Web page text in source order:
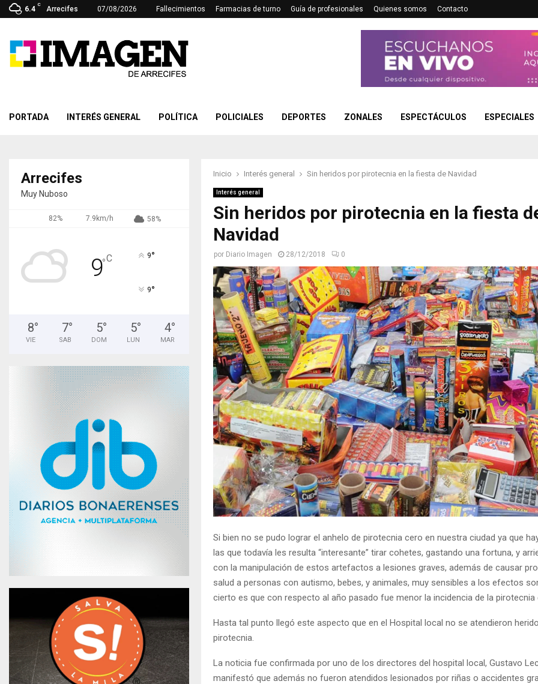
6.4
C
Arrecifes 07/08/2026 Fallecimientos Farmacias de turno Guía de profesionales Quienes somos Contacto
PORTADA INTERÉS GENERAL POLÍTICA POLICIALES DEPORTES ZONALES ESPECTÁCULOS ESPECIALES
Inicio Interés general Sin heridos por pirotecnia en la fiesta de Navidad
Interés general
Sin heridos por pirotecnia en la fiesta
Navidad
por Diario Imagen 28/12/2018 0
Si bien no se pudo lograr el anhelo de pirotecnia cero en nuestra ciudad ya que
las que todavía les resulta “interesante” tirar cohetes, gastando una fortuna, y
con la manipulación de estos artefactos a lesiones graves, además de causar
salud a personas con autismo, bebes, y animales, muy sensibles a los efectos
cierto es que con respecto al año pasado fue menor la incidencia de la pirotecnia
Hasta tal punto llegó este aspecto que en el Hospital local no se atendieron
pirotecnia.
La noticia fue confirmada por uno de los directores del hospital local, Gustavo
manifestó que además no fueron atendidos lesionados por riñas o accidentes
Arrecifes
Muy Nuboso
82% 7.9km/h 58%
9°C 9°
9°
8°
VIE
7°
SAB
5°
DOM
5°
LUN
4°
MAR